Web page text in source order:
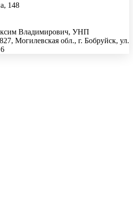
148
Владимирович, УНП
Могилевская обл., г. Бобруйск, ул.